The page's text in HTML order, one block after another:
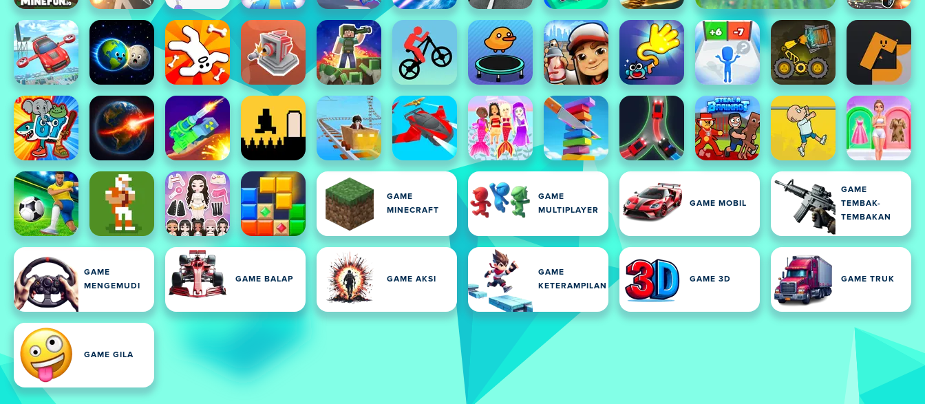
GAME
MINECRAFT
GAME
MULTIPLAYER
GAME MOBIL
GAME
TEMBAK-
TEMBAKAN
GAME
MENGEMUDI
GAME BALAP GAME AKSI
GAME
KETERAMPILAN
GAME 3D GAME TRUK
GAME GILA